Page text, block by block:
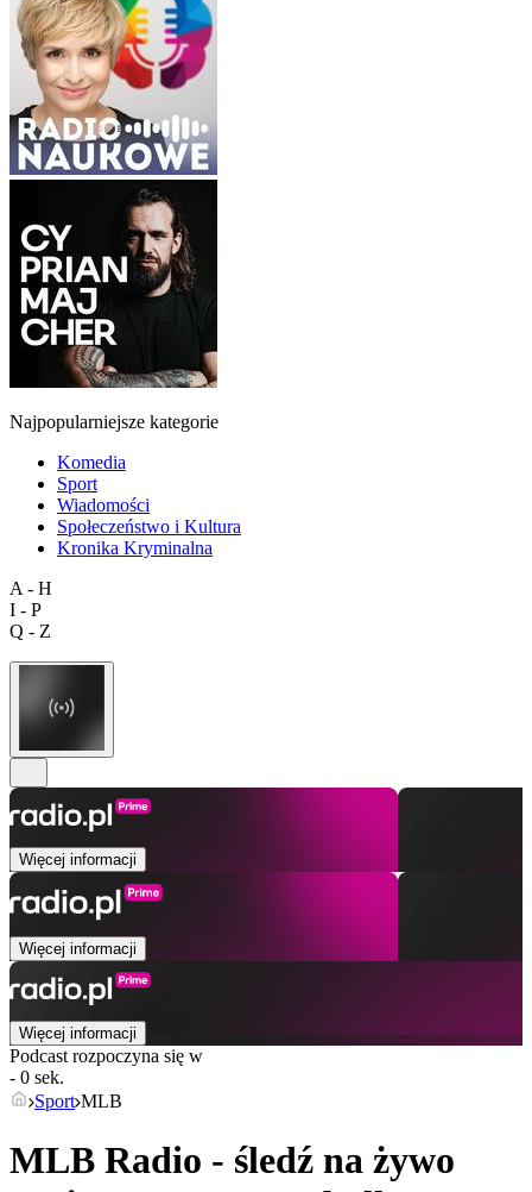
Najpopularniejsze kategorie
Komedia
Sport
Wiadomości
Społeczeństwo i Kultura
Kronika Kryminalna
A - H
I - P
Q - Z
Więcej informacji
Więcej informacji
Więcej informacji
Podcast rozpoczyna się w
- 0 sek.
Sport MLB
MLB Radio - śledź na żywo